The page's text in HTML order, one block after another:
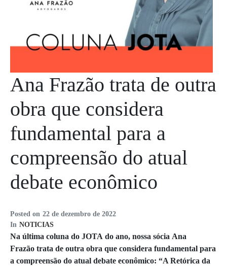
Posted on 22 de dezembro de 2022
In NOTICIAS
Ana Frazão trata de outra
obra que considera
fundamental para a
compreensão do atual
debate econômico
​​Na última coluna do JOTA do ano, nossa sócia Ana
Frazão trata de outra obra que considera fundamental para
a compreensão do atual debate econômico: “A Retórica da